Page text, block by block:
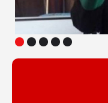
1 2 3 4 5